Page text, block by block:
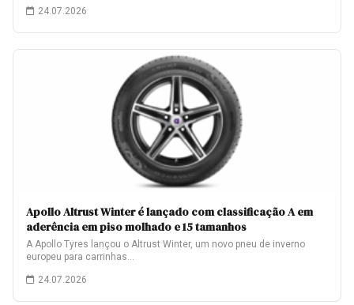
24.07.2026
Apollo Altrust Winter é lançado com classificação A em
aderência em piso molhado e 15 tamanhos
A Apollo Tyres lançou o Altrust Winter, um novo pneu de inverno
europeu para carrinhas…
24.07.2026